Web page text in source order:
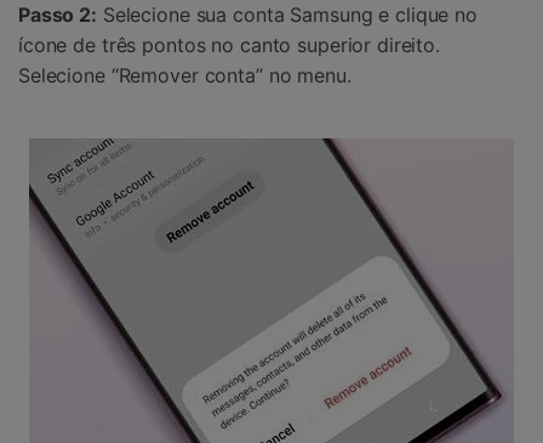
Passo 2: Selecione sua conta Samsung e clique no
ícone de três pontos no canto superior direito.
Selecione “Remover conta” no menu.